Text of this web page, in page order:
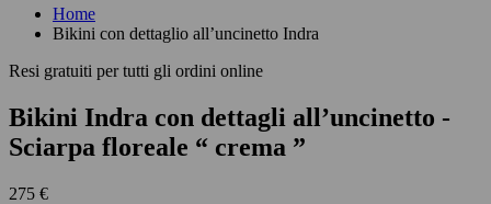
Home
Bikini con dettaglio all’uncinetto Indra
Resi gratuiti per tutti gli ordini online
Bikini Indra con dettagli all’uncinetto -
Sciarpa floreale “ crema ”
275 €